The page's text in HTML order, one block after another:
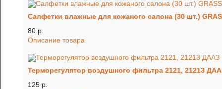
Салфетки влажные для кожаного салона (30 шт.)
80 p.
Описание товара
Терморегулятор воздушного фильтра 2121, 21213
125 p.